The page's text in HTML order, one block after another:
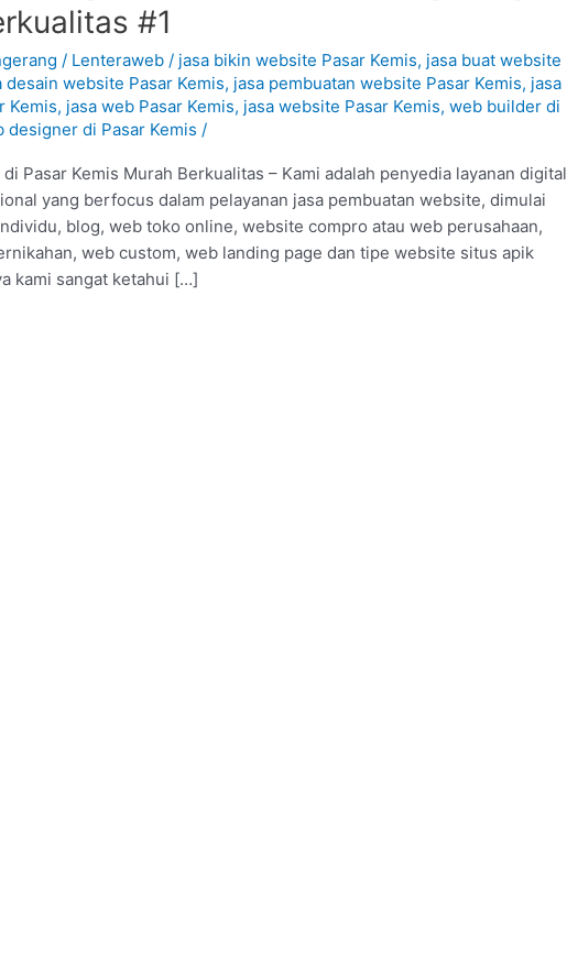
#1
/ Lenteraweb/ jasa bikin website Pasar Kemis, jasa buat website
desain website Pasar Kemis, jasa pembuatan website Pasar Kemis, jasa
Kemis, jasa web Pasar Kemis, jasa website Pasar Kemis,web builder di
designer di Pasar Kemis /
Pasar Kemis Murah Berkualitas – Kami adalah penyedia layanan digital
yang berfocus dalam pelayanan jasa pembuatan website, dimulai
blog, web toko online, website compro atau web perusahaan,
web custom, web landing page dan tipe website situs apik
kami sangat ketahui […]